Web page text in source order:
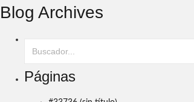
Blog Archives
Páginas